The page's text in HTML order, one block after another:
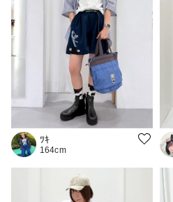
ﾂｷ
164cm